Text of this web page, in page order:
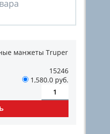
манжеты Truper
15246
1,580.0 руб.